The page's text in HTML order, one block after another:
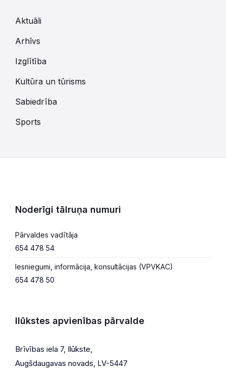
Aktuāli
Arhīvs
Izglītība
Kultūra un tūrisms
Sabiedrība
Sports
Noderīgi tālruņa numuri
Pārvaldes vadītāja
654 478 54
Iesniegumi, informācija, konsultācijas (VPVKAC)
654 478 50
Ilūkstes apvienības pārvalde
Brīvības iela 7, Ilūkste,
Augšdaugavas novads, LV-5447